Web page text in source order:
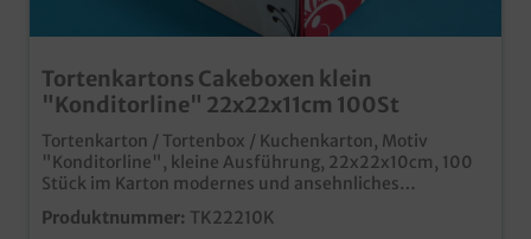
Tortenkartons Cakeboxen klein
"Konditorline" 22x22x11cm 100St
Tortenkarton / Tortenbox / Kuchenkarton, Motiv
"Konditorline", kleine Ausführung, 22x22x10cm, 100
Stück im Karton modernes und ansehnliches
Neutralmotiv "Konditorline" stabile und hochwertige
Fertigung für den anspruchsvollen Konditoreibedarf für
Produktnummer: TK22210K